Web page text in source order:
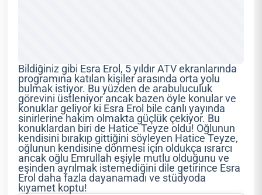
Bildiğiniz gibi Esra Erol, 5 yıldır ATV ekranlarında
programına katılan kişiler arasında orta yolu
bulmak istiyor. Bu yüzden de arabuluculuk
görevini üstleniyor ancak bazen öyle konular ve
konuklar geliyor ki Esra Erol bile canlı yayında
sinirlerine hakim olmakta güçlük çekiyor. Bu
konuklardan biri de Hatice Teyze oldu! Oğlunun
kendisini bırakıp gittiğini söyleyen Hatice Teyze,
oğlunun kendisine dönmesi için oldukça ısrarcı
ancak oğlu Emrullah eşiyle mutlu olduğunu ve
eşinden ayrılmak istemediğini dile getirince Esra
Erol daha fazla dayanamadı ve stüdyoda
kıyamet koptu!